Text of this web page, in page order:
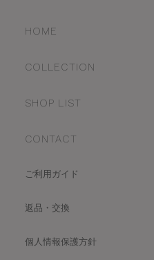
HOME
COLLECTION
SHOP LIST
CONTACT
ご利用ガイド
返品・交換
個人情報保護方針